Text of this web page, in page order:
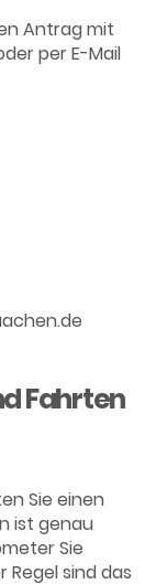
Antrag mit
per E-Mail
Fahrten
Sie einen
ist genau
Sie
sind das